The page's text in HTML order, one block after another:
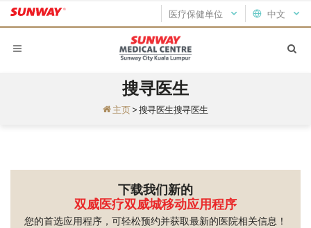
中文
医疗保健单位
搜寻医生
主页 > 搜寻医生搜寻医生
下载我们新的
双威医疗双威城移动应用程序
您的首选应用程序，可轻松预约并获取最新的医院相关信息！